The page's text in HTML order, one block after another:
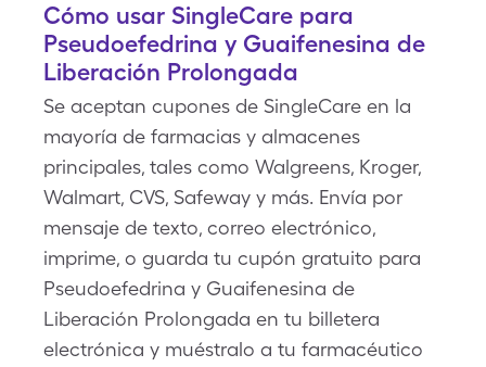
Cómo usar SingleCare para
Pseudoefedrina y Guaifenesina de
Liberación Prolongada
Se aceptan cupones de SingleCare en la
mayoría de farmacias y almacenes
principales, tales como Walgreens, Kroger,
Walmart, CVS, Safeway y más. Envía por
mensaje de texto, correo electrónico,
imprime, o guarda tu cupón gratuito para
Pseudoefedrina y Guaifenesina de
Liberación Prolongada en tu billetera
electrónica y muéstralo a tu farmacéutico